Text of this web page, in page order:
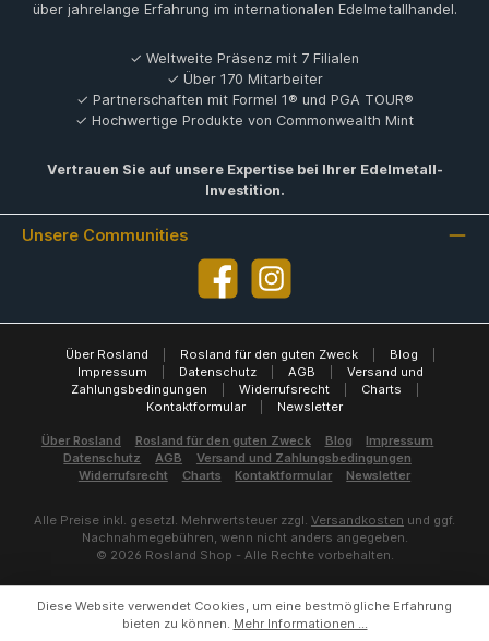
über jahrelange Erfahrung im internationalen Edelmetallhandel.
✓ Weltweite Präsenz mit 7 Filialen
✓ Über 170 Mitarbeiter
✓ Partnerschaften mit Formel 1® und PGA TOUR®
✓ Hochwertige Produkte von Commonwealth Mint
Vertrauen Sie auf unsere Expertise bei Ihrer Edelmetall-
Investition.
Unsere Communities
Facebook Instagram
Über Rosland Rosland für den guten Zweck Blog
Impressum
Datenschutz AGB
Versand und
Zahlungsbedingungen
Widerrufsrecht Charts
Kontaktformular
Newsletter
Über Rosland Rosland für den guten Zweck Blog
Impressum
Datenschutz
AGB
Versand und Zahlungsbedingungen
Widerrufsrecht
Charts Kontaktformular Newsletter
Alle Preise inkl. gesetzl. Mehrwertsteuer zzgl. Versandkosten und ggf.
Nachnahmegebühren, wenn nicht anders angegeben.
© 2026 Rosland Shop - Alle Rechte vorbehalten.
Diese Website verwendet Cookies, um eine bestmögliche Erfahrung
bieten zu können. Mehr Informationen ...